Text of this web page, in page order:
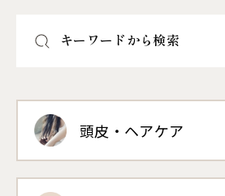
キーワードから検索
頭皮・ヘアケア